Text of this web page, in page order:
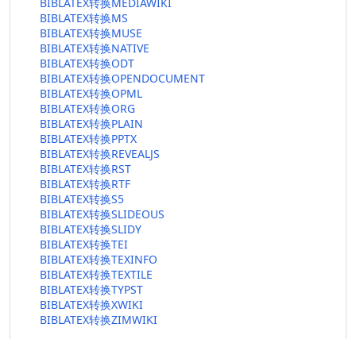
BIBLATEX转换MS
BIBLATEX转换MUSE
BIBLATEX转换NATIVE
BIBLATEX转换ODT
BIBLATEX转换OPENDOCUMENT
BIBLATEX转换OPML
BIBLATEX转换ORG
BIBLATEX转换PLAIN
BIBLATEX转换PPTX
BIBLATEX转换REVEALJS
BIBLATEX转换RST
BIBLATEX转换RTF
BIBLATEX转换S5
BIBLATEX转换SLIDEOUS
BIBLATEX转换SLIDY
BIBLATEX转换TEI
BIBLATEX转换TEXINFO
BIBLATEX转换TEXTILE
BIBLATEX转换TYPST
BIBLATEX转换XWIKI
BIBLATEX转换ZIMWIKI